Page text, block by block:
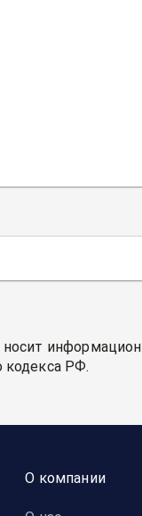
кодекса РФ.
О компании